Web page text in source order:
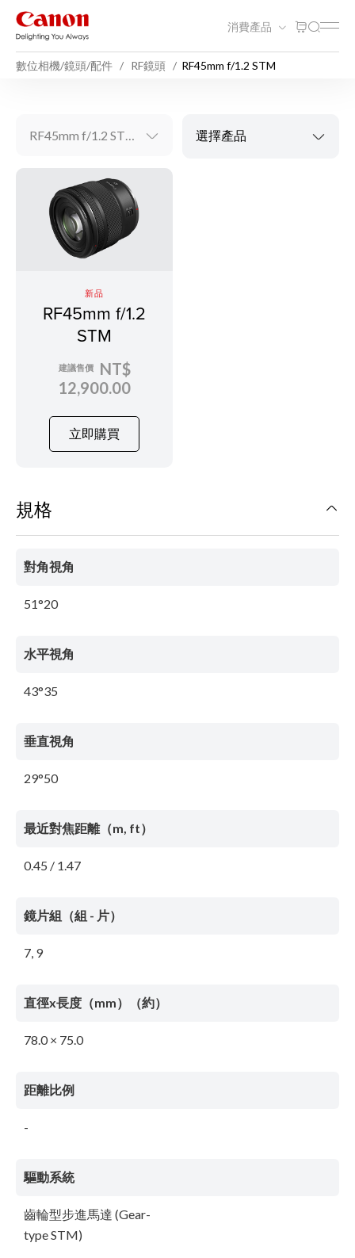
消費產品
數位相機/鏡頭/配件 RF鏡頭 RF45mm f/1.2 STM
RF45mm f/1.2 STM 選擇產品
新品
RF45mm f/1.2
STM
建議售價
NT$
12,900.00
立即購買
規格
對角視角
51°20
水平視角
43°35
垂直視角
29°50
最近對焦距離（m, ft）
0.45 / 1.47
鏡片組（組 - 片）
7, 9
直徑x長度（mm）（約）
78.0 × 75.0
距離比例
-
驅動系統
齒輪型步進馬達 (Gear-
type STM)